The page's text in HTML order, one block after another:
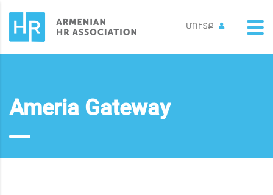
ՄՈՒՏՔ
Ameria Gateway